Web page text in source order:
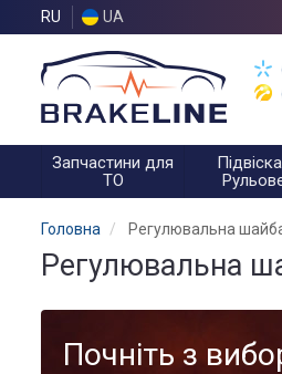
RU UA
Запчастини для
ТО
Підвіска
Головна Регулювальна
Регулювальна
Почніть з